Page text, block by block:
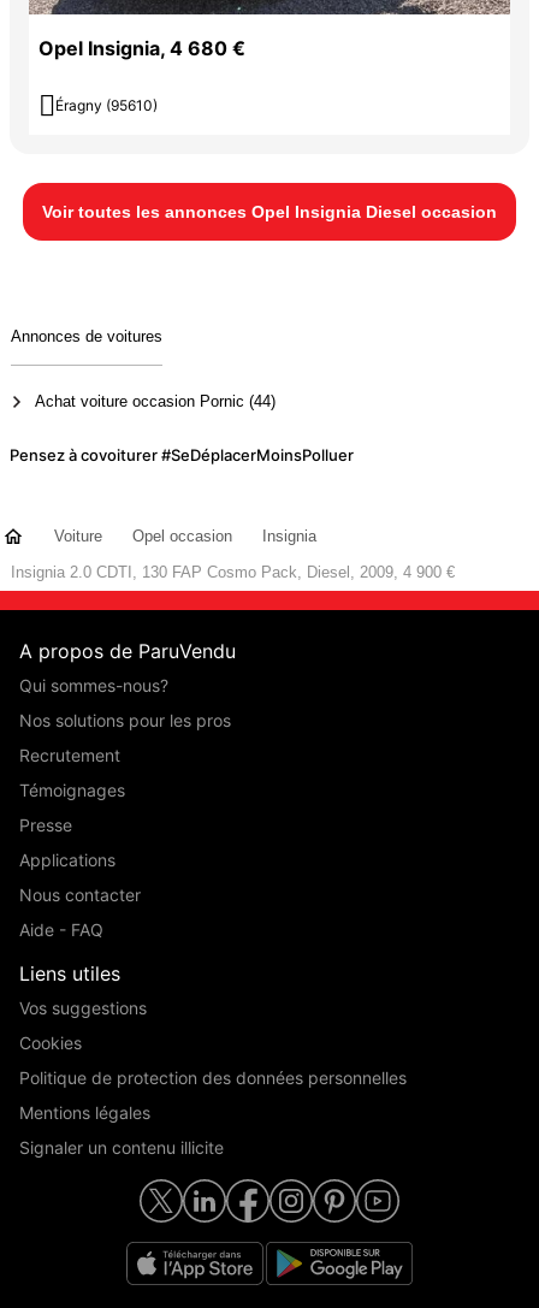
Opel Insignia, 4 680 €
 Éragny (95610)
Voir toutes les annonces Opel Insignia Diesel occasion
Annonces de voitures
Achat voiture occasion Pornic (44)
Pensez à covoiturer #SeDéplacerMoinsPolluer
Voiture Opel occasion
Insignia
Insignia 2.0 CDTI, 130 FAP Cosmo Pack, Diesel, 2009, 4 900 €
A propos de ParuVendu
Qui sommes-nous?
Nos solutions pour les pros
Recrutement
Témoignages
Presse
Applications
Nous contacter
Aide - FAQ
Liens utiles
Vos suggestions
Cookies
Politique de protection des données personnelles
Mentions légales
Signaler un contenu illicite